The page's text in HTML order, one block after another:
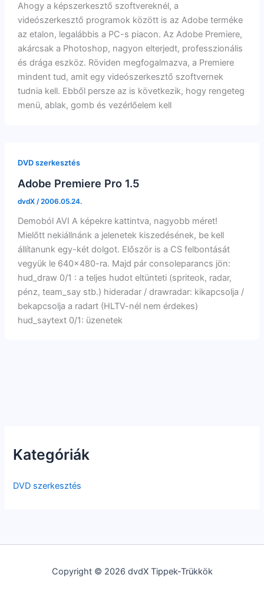
Kategóriák
DVD szerkesztés
Ahogy a képszerkesztő szoftvereknél, a
videószerkesztő programok között is az Adobe terméke
az etalon, legalábbis a PC-s piacon. Az Adobe Premiere,
akárcsak a Photoshop, nagyon elterjedt, professzionális
és drága eszköz. Röviden megfogalmazva, a Premiere
mindent tud, amit egy videószerkesztő szoftvernek
tudnia kell. Ebből persze az is következik, hogy rengeteg
menü, ablak, gomb és vezérlőelem kell
DVD szerkesztés
Adobe Premiere Pro 1.5
dvdX /2006.05.24.
Demoból AVI A képekre kattintva, nagyobb méret!
Mielőtt nekiállnánk a jelenetek kiszedésének, be kell
állítanunk egy-két dolgot. Először is a CS felbontását
vegyük le 640×480-ra. Majd pár consoleparancs jön:
hud_draw 0/1 : a teljes hudot eltünteti (spriteok, radar,
pénz, team_say stb.) hideradar / drawradar: kikapcsolja /
bekapcsolja a radart (HLTV-nél nem érdekes)
hud_saytext 0/1: üzenetek
Copyright © 2026 dvdX Tippek-Trükkök